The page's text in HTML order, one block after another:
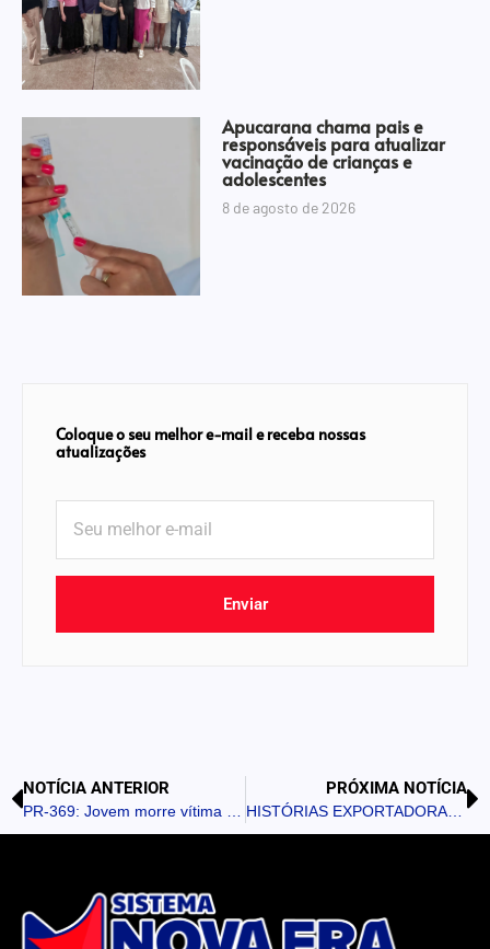
Apucarana chama pais e
responsáveis para atualizar
vacinação de crianças e
adolescentes
8 de agosto de 2026
Coloque o seu melhor e-mail e receba nossas
atualizações
Enviar
NOTÍCIA ANTERIOR
PR-369: Jovem morre vítima de acidente entre São Pedro do Ivaí e Bom Sucesso
PRÓXIMA NOTÍCIA
HISTÓRIAS EXPORTADORAS: “Começamos a ser encarados de forma séria pelos compradores internacionais”, diz empreendedor